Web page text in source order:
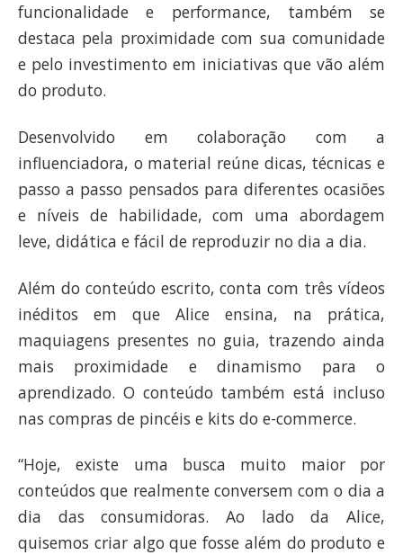
funcionalidade e performance, também se
destaca pela proximidade com sua comunidade
e pelo investimento em iniciativas que vão além
do produto.
Desenvolvido em colaboração com a
influenciadora, o material reúne dicas, técnicas e
passo a passo pensados para diferentes ocasiões
e níveis de habilidade, com uma abordagem
leve, didática e fácil de reproduzir no dia a dia.
Além do conteúdo escrito, conta com três vídeos
inéditos em que Alice ensina, na prática,
maquiagens presentes no guia, trazendo ainda
mais proximidade e dinamismo para o
aprendizado. O conteúdo também está incluso
nas compras de pincéis e kits do e-commerce.
“Hoje, existe uma busca muito maior por
conteúdos que realmente conversem com o dia a
dia das consumidoras. Ao lado da Alice,
quisemos criar algo que fosse além do produto e